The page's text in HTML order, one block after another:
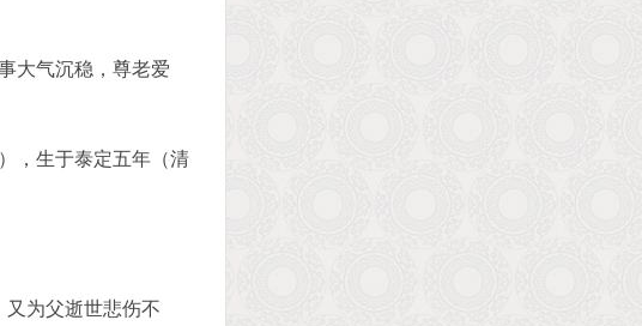
大气沉稳，尊老爱
，生于泰定五年（清
为父逝世悲伤不